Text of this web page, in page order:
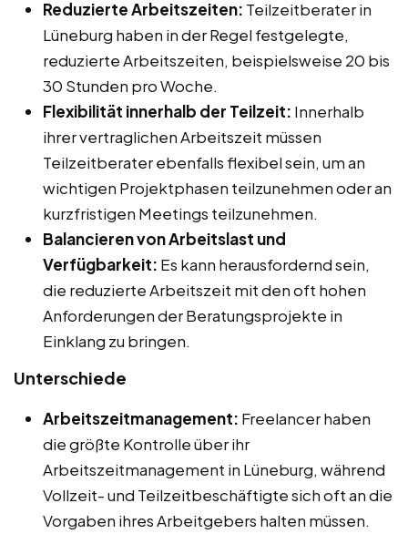
Reduzierte Arbeitszeiten: Teilzeitberater in
Lüneburg haben in der Regel festgelegte,
reduzierte Arbeitszeiten, beispielsweise 20 bis
30 Stunden pro Woche.
Flexibilität innerhalb der Teilzeit: Innerhalb
ihrer vertraglichen Arbeitszeit müssen
Teilzeitberater ebenfalls flexibel sein, um an
wichtigen Projektphasen teilzunehmen oder an
kurzfristigen Meetings teilzunehmen.
Balancieren von Arbeitslast und
Verfügbarkeit: Es kann herausfordernd sein,
die reduzierte Arbeitszeit mit den oft hohen
Anforderungen der Beratungsprojekte in
Einklang zu bringen.
Unterschiede
Arbeitszeitmanagement: Freelancer haben
die größte Kontrolle über ihr
Arbeitszeitmanagement in Lüneburg, während
Vollzeit- und Teilzeitbeschäftigte sich oft an die
Vorgaben ihres Arbeitgebers halten müssen.